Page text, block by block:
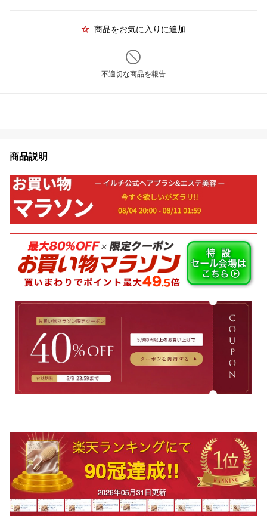
商品をお気に入りに追加
不適切な商品を報告
商品説明